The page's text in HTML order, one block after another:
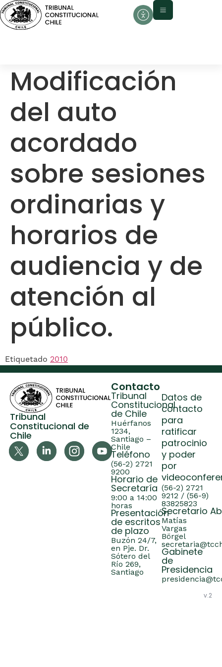
contenido
Modificación
del auto
acordado
sobre sesiones
ordinarias y
horarios de
audiencia y de
atención al
público.
Etiquetado 2010
Tribunal
Constitucional de
Chile
Contacto
Tribunal
Constitucional
de Chile
Huérfanos
1234,
Santiago –
Chile
Teléfono
(56-2) 2721
9200
Horario de
Secretaría
9:00 a 14:00
horas
Presentación
de escritos
de plazo
Buzón 24/7,
en Pje. Dr.
Sótero del
Río 269,
Santiago
Datos de
contacto
para
ratificar
patrocinio
y poder
por
(56-2) 2721
9212 / (56-9)
83825823
Secretario
Matías
Vargas
Börgel
Gabinete
de
Presidencia
v.2